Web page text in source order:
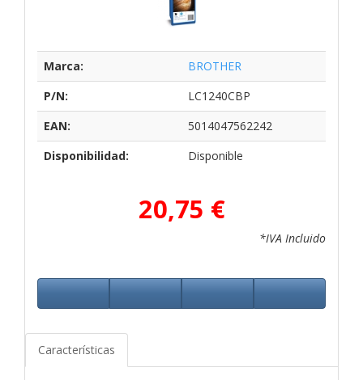
Marca:
BROTHER
P/N:
LC1240CBP
EAN:
5014047562242
Disponibilidad:
Disponible
20,75 €
*IVA Incluido
Características